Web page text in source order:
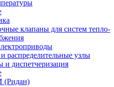
клапаны для систем тепло-
распределительные узлы
и диспетчеризация
(Ридан)